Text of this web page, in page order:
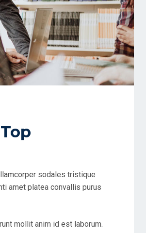
sodales tristique
amet platea convallis purus
mollit anim id est laborum.